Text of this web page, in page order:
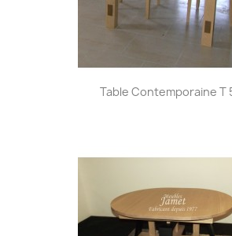
Table Contemporaine T